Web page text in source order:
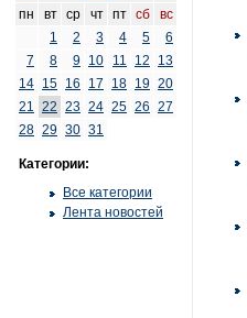
пн вт ср чт пт сб
вс
1
2 3 4 5
6
7
8 9 10 11 12
13
14 15 16 17 18 19 20
21 22 23 24 25 26 27
28 29 30 31
Категории:
Все категории
Лента новостей